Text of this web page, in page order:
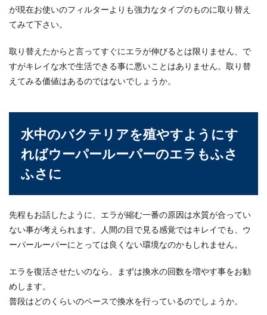
が現在お使いのフィルターよりも強力なタイプのものに取り替え
てみて下さい。
取り替えたからと言ってすぐにエラが伸びるとは限りません、で
すがキレイな水で生活できる事に悪いことはありません。取り替
えてみる価値はあるのではないでしょうか。
水中のバクテリアを殖やすようにす
ればウーパールーパーのエラもふさ
ふさに
先程もお話したように、エラが縮む一番の原因は水質が合ってい
ない事が考えられます。人間の目で見る感覚ではキレイでも、ウ
ーパールーパーにとっては良くない環境なのかもしれません。
エラを復活させたいのなら、まずは換水の回数を増やす事をお勧
めします。
普段はどのくらいのペースで換水を行っているのでしょうか。